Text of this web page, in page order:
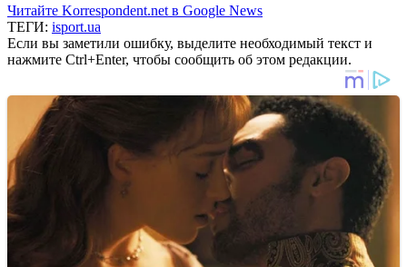
Читайте Korrespondent.net в Google News
ТЕГИ: isport.ua
Если вы заметили ошибку, выделите необходимый текст и
нажмите Ctrl+Enter, чтобы сообщить об этом редакции.